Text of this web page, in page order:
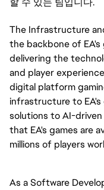
The Infrastructure
the backbone of
delivering the
and player
digital platform
infrastructure to EA's
solutions to AI-driven
that EA's games are
millions of players
As a Software